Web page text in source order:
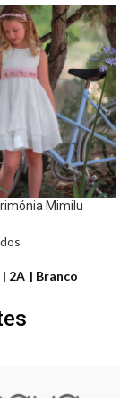
Mimilu
2A Branco